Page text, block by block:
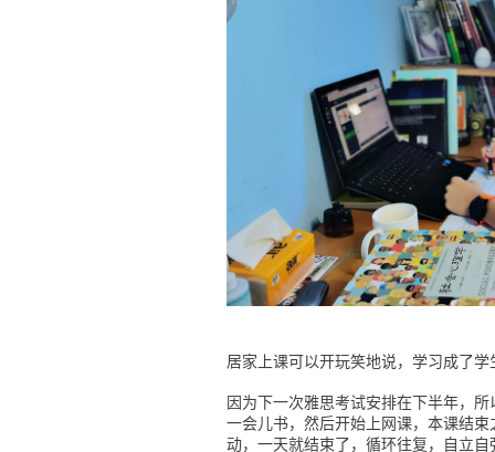
居家上课可以开玩笑地说，学习成了
因为下一次雅思考试安排在下半年，
一会儿书，然后开始上网课，本课结
动，一天就结束了，循环往复，自立自